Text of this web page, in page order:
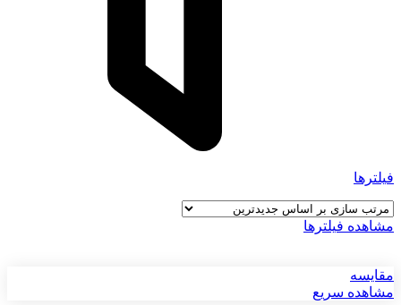
فیلترها
مشاهده فیلترها
مقایسه
مشاهده سریع